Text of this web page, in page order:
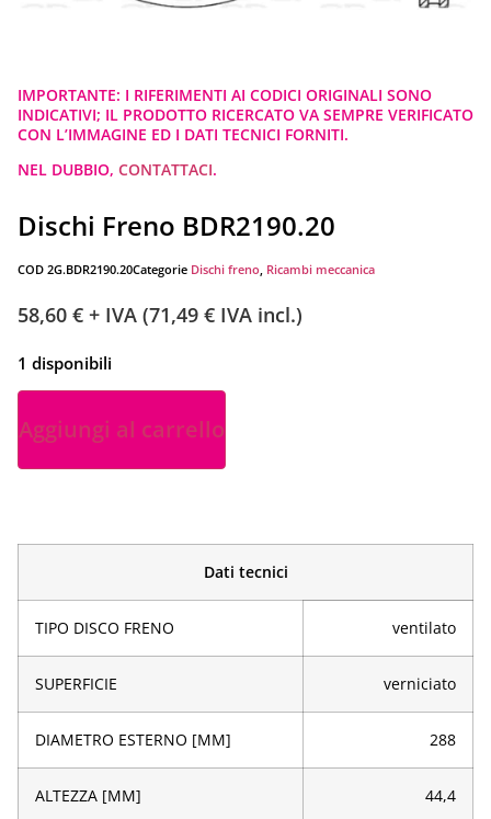
IMPORTANTE: I RIFERIMENTI AI CODICI ORIGINALI SONO
INDICATIVI; IL PRODOTTO RICERCATO VA SEMPRE VERIFICATO
CON L’IMMAGINE ED I DATI TECNICI FORNITI.
NEL DUBBIO, CONTATTACI.
Dischi Freno BDR2190.20
COD 2G.BDR2190.20Categorie Dischi freno, Ricambi meccanica
58,60 € + IVA (71,49 € IVA incl.)
1 disponibili
Aggiungi al carrello
Dati tecnici
TIPO DISCO FRENO ventilato
SUPERFICIE verniciato
DIAMETRO ESTERNO [MM] 288
ALTEZZA [MM] 44,4